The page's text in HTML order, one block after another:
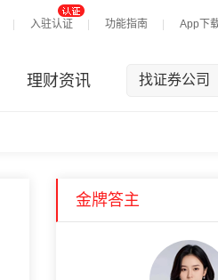
入驻认证 功能指南 App下
理财资讯 找证券公司
金牌答主